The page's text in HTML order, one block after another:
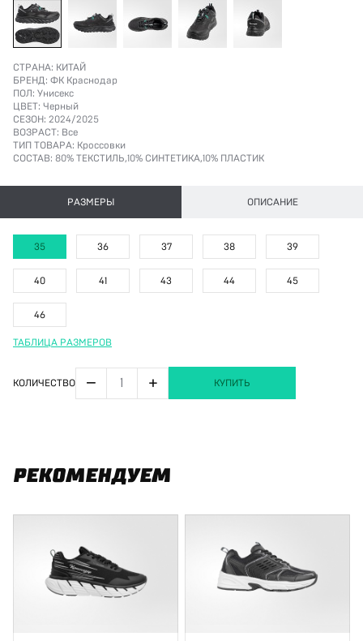
СТРАНА: КИТАЙ
БРЕНД: ФК Краснодар
ПОЛ: Унисекс
ЦВЕТ: Черный
СЕЗОН: 2024/2025
ВОЗРАСТ: Все
ТИП ТОВАРА: Кроссовки
СОСТАВ: 80% ТЕКСТИЛЬ,10% СИНТЕТИКА,10% ПЛАСТИК
РАЗМЕРЫ ОПИСАНИЕ
35 36 37 38 39
40 41 43 44 45
46
ТАБЛИЦА РАЗМЕРОВ
КОЛИЧЕСТВО − + КУПИТЬ
РЕКОМЕНДУЕМ